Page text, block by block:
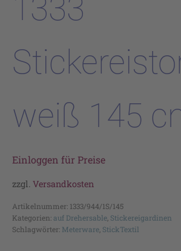
1333
weiß 145
Einloggen für Preise
zzgl. Versandkosten
Artikelnummer: 1333/944/1S/145
Kategorien: auf Drehersable Stickereigardinen
Schlagwörter: Meterware StickTextil